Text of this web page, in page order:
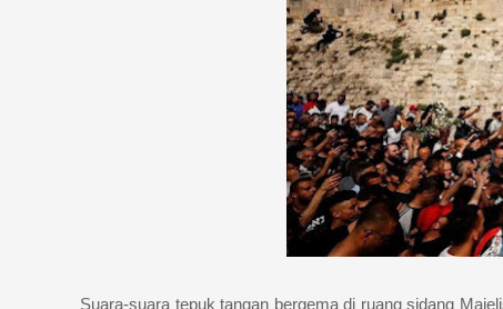
Suara-suara tepuk tangan bergema di ruang sidang